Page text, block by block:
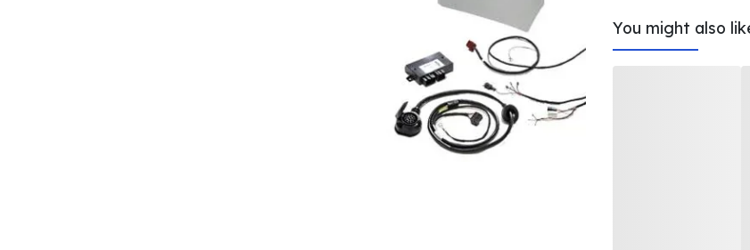
You might also